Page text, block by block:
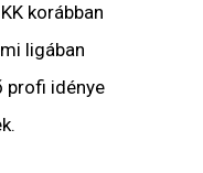
korábban
ligában
profi idénye